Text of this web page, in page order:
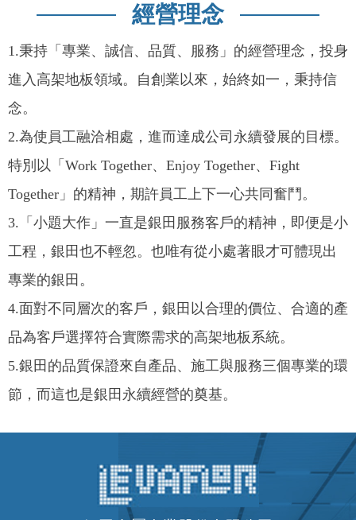
經營理念
1.秉持「專業、誠信、品質、服務」的經營理念，投身
進入高架地板領域。自創業以來，始終如一，秉持信
念。
2.為使員工融洽相處，進而達成公司永續發展的目標。
特別以「Work Together、Enjoy Together、Fight
Together」的精神，期許員工上下一心共同奮鬥。
3.「小題大作」一直是銀田服務客戶的精神，即便是小
工程，銀田也不輕忽。也唯有從小處著眼才可體現出
專業的銀田。
4.面對不同層次的客戶，銀田以合理的價位、合適的產
品為客戶選擇符合實際需求的高架地板系統。
5.銀田的品質保證來自產品、施工與服務三個專業的環
節，而這也是銀田永續經營的奠基。